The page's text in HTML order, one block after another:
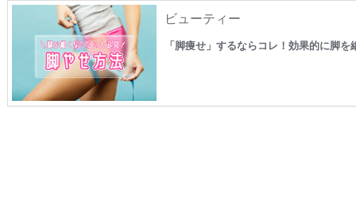
ビューティー
「脚痩せ」するならコレ！効果的に脚